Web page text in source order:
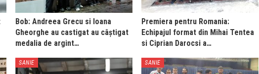
Bob: Andreea Grecu si Ioana
Gheorghe au castigat au câştigat
medalia de argint…
Premiera pentru Romania:
Echipajul format din Mihai Tentea
si Ciprian Darocsi a…
SANIE SANIE